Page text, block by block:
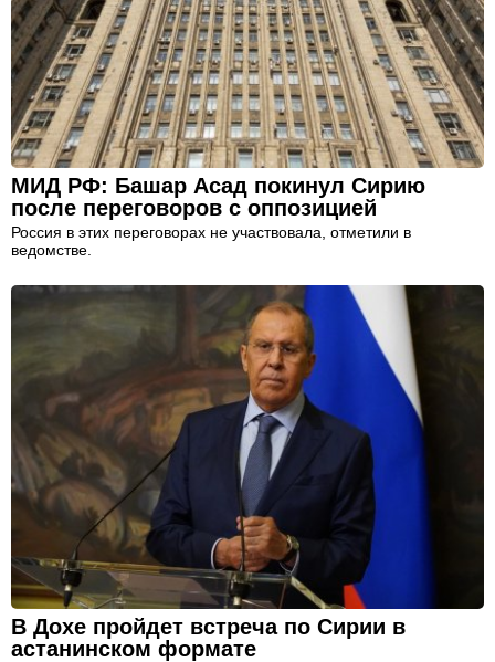
МИД РФ: Башар Асад покинул Сирию
после переговоров с оппозицией
Россия в этих переговорах не участвовала, отметили в
ведомстве.
В Дохе пройдет встреча по Сирии в
астанинском формате